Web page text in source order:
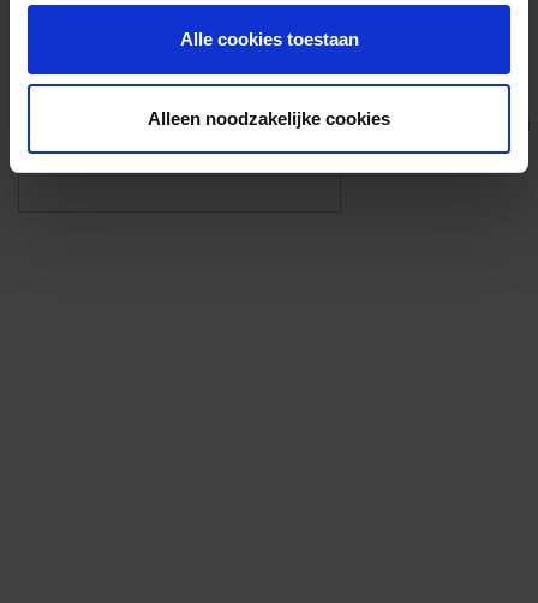
Alle cookies toestaan
Alleen noodzakelijke cookies Eigen foto’s